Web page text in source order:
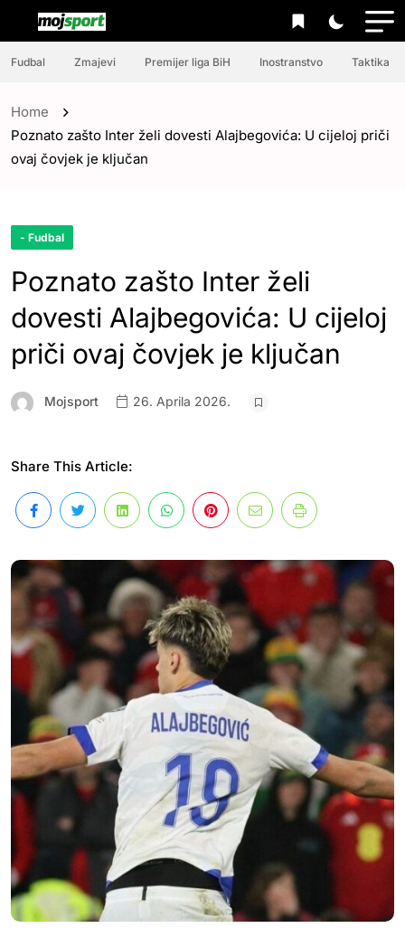
Fudbal Zmajevi Premijer liga BiH Inostranstvo Taktika
Home
Poznato zašto Inter želi dovesti Alajbegovića: U cijeloj priči
ovaj čovjek je ključan
- Fudbal
Poznato zašto Inter želi
dovesti Alajbegovića: U cijeloj
priči ovaj čovjek je ključan
Mojsport 26. Aprila 2026.
Share This Article: